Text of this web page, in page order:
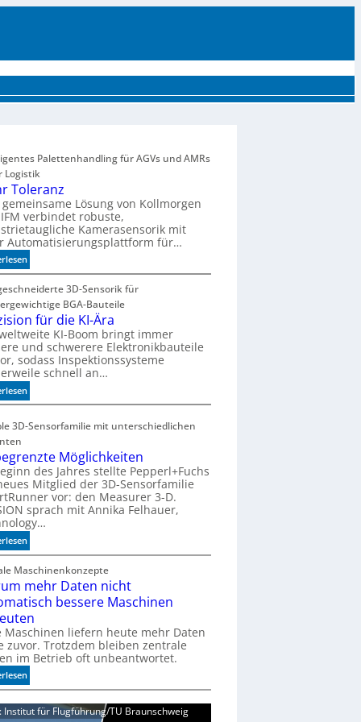
Palettenhandling für AGVs und AMRs
Logistik
Toleranz
gemeinsame Lösung von Kollmorgen
verbindet robuste,
Kamerasensorik mit
Automatisierungsplattform für…
:
M
e
h
r
T
o
l
e
r
a
z
3D-Sensorik für
BGA-Bauteile
für die KI-Ära
KI-Boom bringt immer
und schwerere Elektronikbauteile
sodass Inspektionssysteme
schnell an…
:
P
ä
i
s
i
o
n
f
ü
d
i
e
K
I
-
Ä
r
a
3D-Sensorfamilie mit unterschiedlichen
Möglichkeiten
des Jahres stellte Pepperl+Fuchs
Mitglied der 3D-Sensorfamilie
vor: den Measurer 3-D.
sprach mit Annika Felhauer,
:
U
n
b
e
r
e
n
t
M
Maschinenkonzepte
mehr Daten nicht
bessere Maschinen
Maschinen liefern heute mehr Daten
zuvor. Trotzdem bleiben zentrale
im Betrieb oft unbeantwortet.
:
W
a
r
Institut für Flugführung/TU Braunschweig